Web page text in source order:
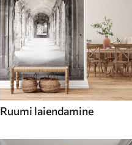
Ruumi laiendamine